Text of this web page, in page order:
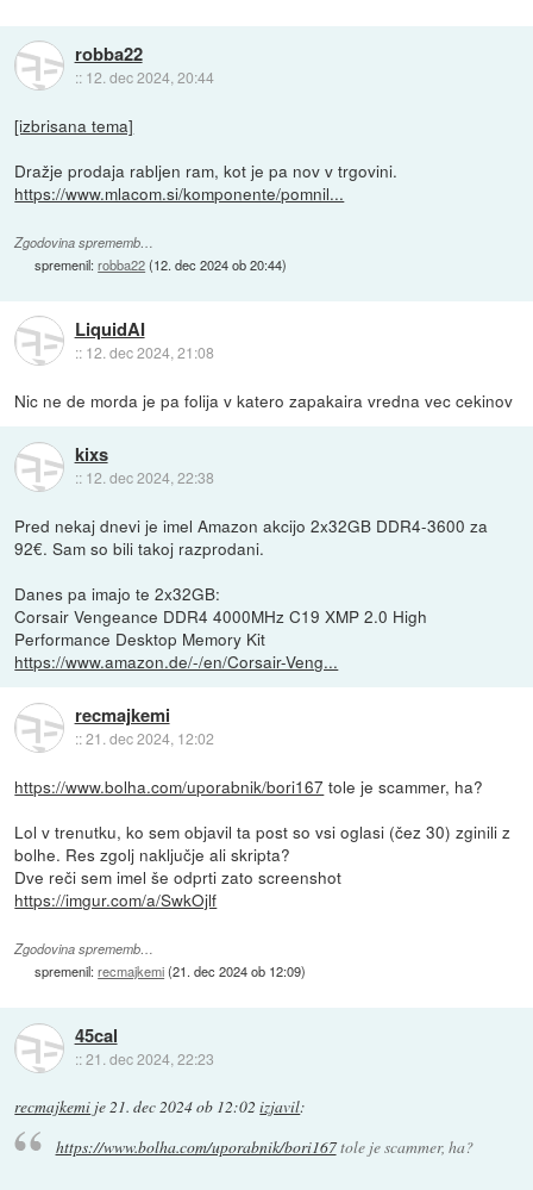
robba22
:: 12. dec 2024, 20:44
[izbrisana tema]
Dražje prodaja rabljen ram, kot je pa nov v trgovini.
https://www.mlacom.si/komponente/pomnil...
Zgodovina sprememb…
spremenil:robba22(12. dec 2024 ob 20:44)
LiquidAI
:: 12. dec 2024, 21:08
Nic ne de morda je pa folija v katero zapakaira vredna vec cekinov
kixs
:: 12. dec 2024, 22:38
Pred nekaj dnevi je imel Amazon akcijo 2x32GB DDR4-3600 za
92€. Sam so bili takoj razprodani.
Danes pa imajo te 2x32GB:
Corsair Vengeance DDR4 4000MHz C19 XMP 2.0 High
Performance Desktop Memory Kit
https://www.amazon.de/-/en/Corsair-Veng...
recmajkemi
::21. dec 2024, 12:02
https://www.bolha.com/uporabnik/bori167 tole je scammer, ha?
Lol v trenutku, ko sem objavil ta post so vsi oglasi (čez 30) zginili z
bolhe. Res zgolj naključje ali skripta?
Dve reči sem imel še odprti zato screenshot
https://imgur.com/a/SwkOjlf
Zgodovina sprememb…
spremenil:recmajkemi(21. dec 2024 ob 12:09)
45cal
::21. dec 2024, 22:23
recmajkemi je21. dec 2024 ob 12:02 izjavil:
https://www.bolha.com/uporabnik/bori167tole je scammer, ha?